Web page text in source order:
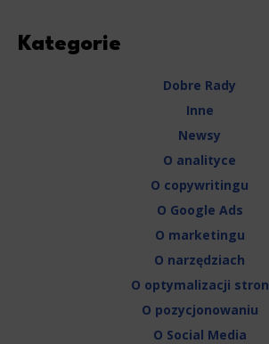
Kategorie
Dobre Rady
Inne
Newsy
O analityce
O copywritingu
O Google Ads
O marketingu
O narzędziach
O optymalizacji stron
O pozycjonowaniu
O Social Media